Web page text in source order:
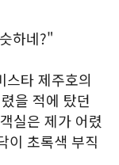
하네?"
스타 제주호의
을 적에 탔던
실은 제가 어렸
이 초록색 부직